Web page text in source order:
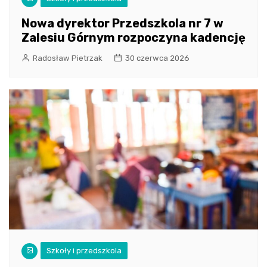
Nowa dyrektor Przedszkola nr 7 w
Zalesiu Górnym rozpoczyna kadencję
Radosław Pietrzak 30 czerwca 2026
Szkoły i przedszkola